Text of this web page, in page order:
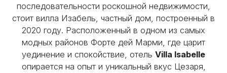
последовательности роскошной недвижимости,
стоит вилла Изабель, частный дом, построенный в
2020 году. Расположенный в одном из самых
модных районов Форте дей Марми, где царит
уединение и спокойствие, отель Villa Isabelle
опирается на опыт и уникальный вкус Цезаря,